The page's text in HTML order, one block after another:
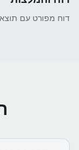
דוח מפורט עם